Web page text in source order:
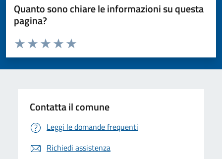
Quanto sono chiare le informazioni su questa
pagina?
Valuta da 1 a 5 stelle la pagina
Valuta 5 stelle su 5
Valuta 4 stelle su 5
Valuta 3 stelle su 5
Valuta 2 stelle su 5
Valuta 1 stelle su 5
Contatta il comune
Leggi le domande frequenti
Richiedi assistenza